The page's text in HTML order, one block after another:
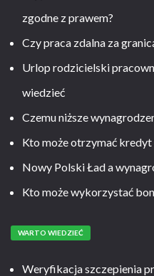
zgodne z prawem?
Czy praca zdalna za
Urlop rodzicielski
wiedzieć
Czemu niższe
Kto może otrzymać kredyt
Nowy Polski Ład a
Kto może wykorzystać
WARTO WIEDZIEĆ
Weryfikacja szczepienia